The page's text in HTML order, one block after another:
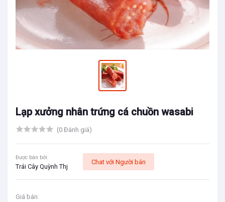
Lạp xưởng nhân trứng cá chuồn wasabi
(0 Đánh giá)
Được bán bởi:
Trái Cây Quỳnh Thj
Chat với Người bán
Giá bán: